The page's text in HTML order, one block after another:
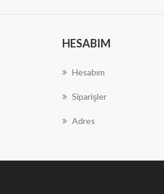
HESABIM
Hesabım
Siparişler
Adres